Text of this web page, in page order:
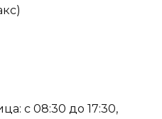
с 08:30 до 17:30,